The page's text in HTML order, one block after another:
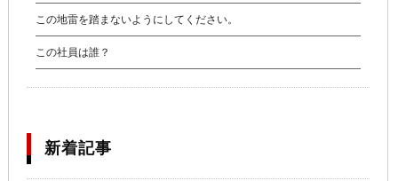
この地雷を踏まないようにしてください。
この社員は誰？
新着記事